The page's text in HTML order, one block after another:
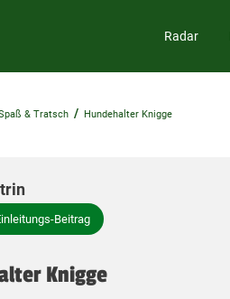
Radar
& Tratsch / Hundehalter Knigge
Beitrag
Knigge